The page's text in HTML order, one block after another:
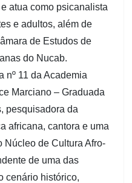
atua como psicanalista
e adultos, além de
de Estudos de
do Nucab.
nº 11 da Academia
Marciano – Graduada
pesquisadora da
africana, cantora e uma
Núcleo de Cultura Afro-
de uma das
cenário histórico,